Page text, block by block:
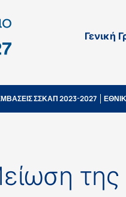
Γενική
ΣΣΚΑΠ 2023-2027